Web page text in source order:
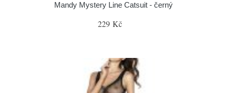
Mandy Mystery Line Catsuit - černý
229 Kč